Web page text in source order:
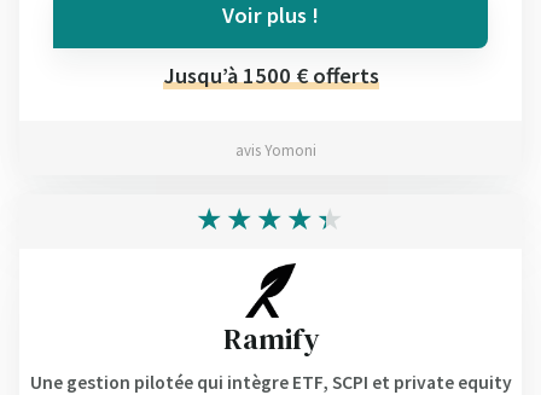
Voir plus !
Jusqu’à 1500 € offerts
avis Yomoni
Ramify
Une gestion pilotée qui intègre ETF, SCPI et private equity